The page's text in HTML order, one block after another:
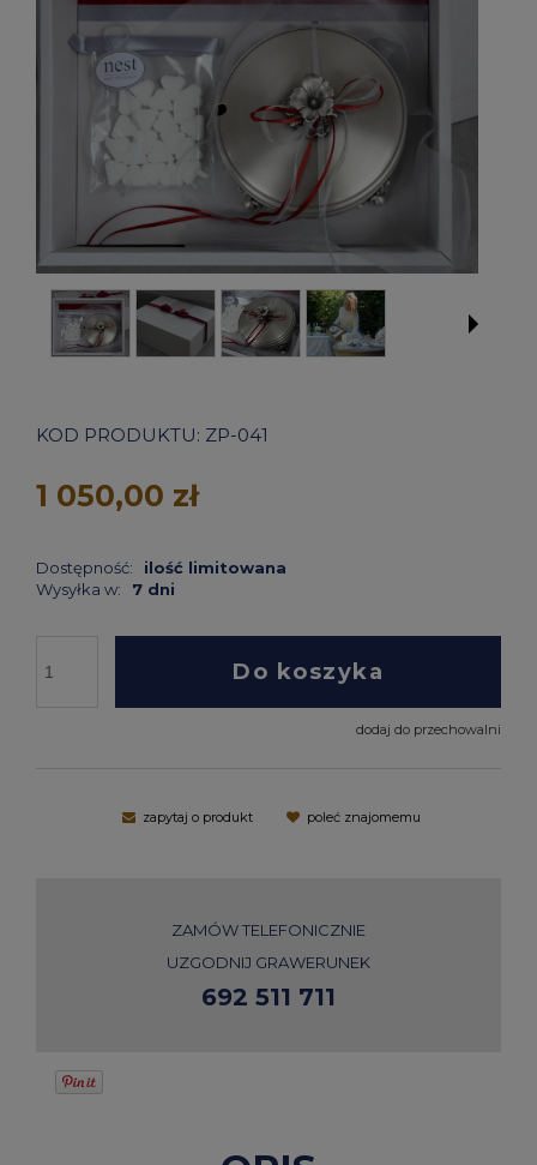
KOD PRODUKTU: ZP-041
Dostępność:
ilość limitowana
Wysyłka w:
7 dni
1 050,00 zł
Do koszyka
dodaj do przechowalni
zapytaj o produkt poleć znajomemu
ZAMÓW TELEFONICZNIE
UZGODNIJ GRAWERUNEK
692 511 711